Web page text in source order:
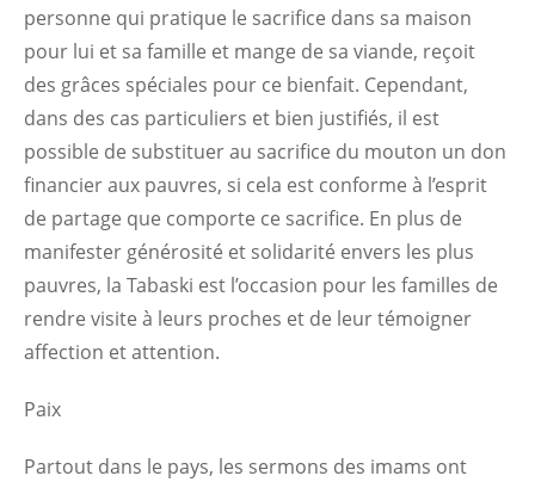
personne qui pratique le sacrifice dans sa maison
pour lui et sa famille et mange de sa viande, reçoit
des grâces spéciales pour ce bienfait. Cependant,
dans des cas particuliers et bien justifiés, il est
possible de substituer au sacrifice du mouton un don
financier aux pauvres, si cela est conforme à l’esprit
de partage que comporte ce sacrifice. En plus de
manifester générosité et solidarité envers les plus
pauvres, la Tabaski est l’occasion pour les familles de
rendre visite à leurs proches et de leur témoigner
affection et attention.
Paix
Partout dans le pays, les sermons des imams ont